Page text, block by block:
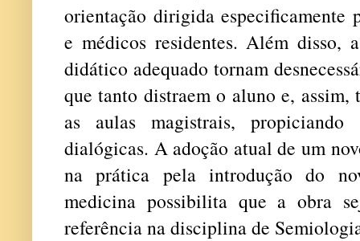
orientação dirigida especificamente
e médicos residentes. Além disso,
didático adequado tornam
que tanto distraem o aluno e, assim,
as aulas magistrais,
dialógicas. A adoção atual de um
na prática pela introdução do
medicina possibilita que a obra
referência na disciplina de